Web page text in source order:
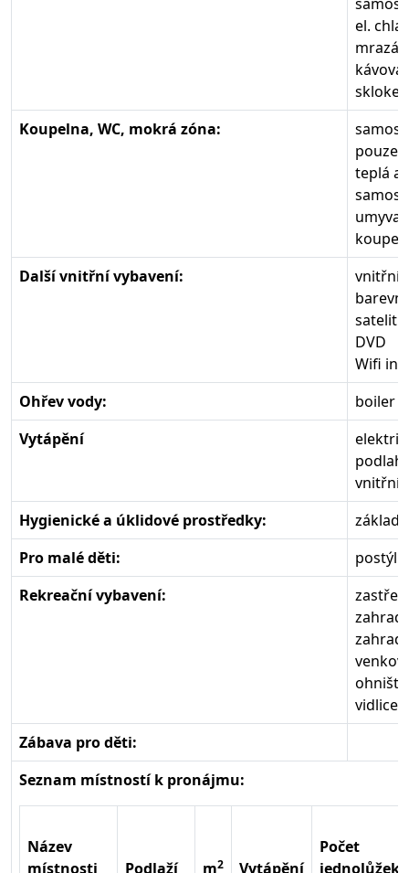
el.
mrazák
kávovar
Koupelna, WC, mokrá zóna:
pouze
teplá a
Další vnitřní vybavení:
vnitřní
DVD
Wifi
Ohřev vody:
boiler
Vytápění
vnitřní
Hygienické a úklidové prostředky:
Pro malé děti:
Rekreační vybavení:
ohniště
vidlice
Zábava pro děti:
Seznam místností k pronájmu:
Název
místnosti
Podlaží m2 Vytápění
Počet
jednolůžek